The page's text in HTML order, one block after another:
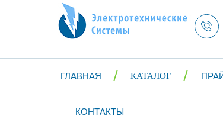
ГЛАВНАЯ КАТАЛОГ
КОНТАКТЫ